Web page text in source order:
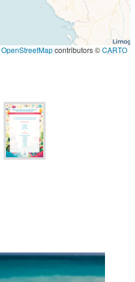
OpenStreetMapcontributors ©CARTO